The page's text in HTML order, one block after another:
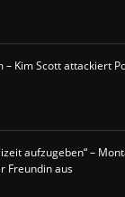
– Kim Scott attackiert
aufzugeben“ –
Freundin aus